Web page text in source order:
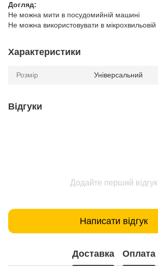
Догляд:
Не можна мити в посудомийній машині
Не можна використовувати в мікрохвильовій
Характеристики
Розмір Універсальний
Відгуки
Додайте перший відгук
Написати відгук
Доставка Оплата